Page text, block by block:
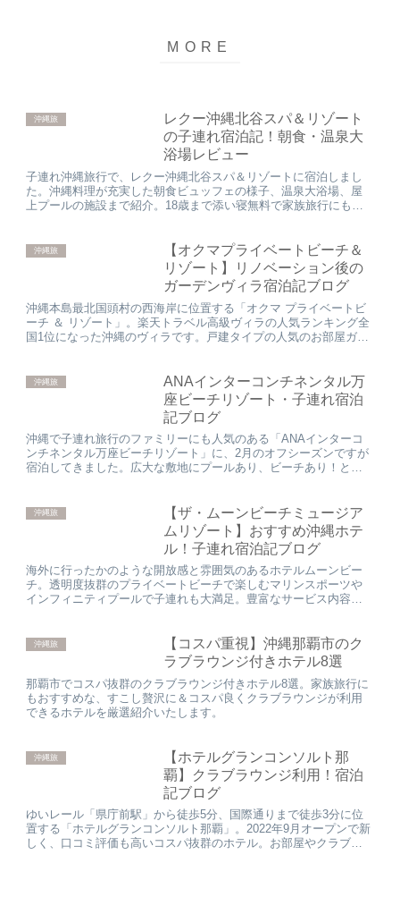
沖縄旅
レクー沖縄北谷スパ＆リゾート
の子連れ宿泊記！朝食・温泉大
浴場レビュー
子連れ沖縄旅行で、レクー沖縄北谷スパ＆リゾートに宿泊しまし
た。沖縄料理が充実した朝食ビュッフェの様子、温泉大浴場、屋
上プールの施設まで紹介。18歳まで添い寝無料で家族旅行にもお
沖縄旅
【オクマプライベートビーチ＆
リゾート】リノベーション後の
ガーデンヴィラ宿泊記ブログ
沖縄本島最北国頭村の西海岸に位置する「オクマ プライベートビ
ーチ ＆ リゾート」。楽天トラベル高級ヴィラの人気ランキング全
国1位になった沖縄のヴィラです。戸建タイプの人気のお部屋ガー
沖縄旅
ANAインターコンチネンタル万
座ビーチリゾート・子連れ宿泊
記ブログ
沖縄で子連れ旅行のファミリーにも人気のある「ANAインターコ
ンチネンタル万座ビーチリゾート」に、2月のオフシーズンですが
宿泊してきました。広大な敷地にプールあり、ビーチあり！と。
沖縄旅
【ザ・ムーンビーチミュージア
ムリゾート】おすすめ沖縄ホテ
ル！子連れ宿泊記ブログ
海外に行ったかのような開放感と雰囲気のあるホテルムーンビー
チ。透明度抜群のプライベートビーチで楽しむマリンスポーツや
インフィニティプールで子連れも大満足。豊富なサービス内容の
沖縄旅
【コスパ重視】沖縄那覇市のク
ラブラウンジ付きホテル8選
那覇市でコスパ抜群のクラブラウンジ付きホテル8選。家族旅行に
もおすすめな、すこし贅沢に＆コスパ良くクラブラウンジが利用
できるホテルを厳選紹介いたします。
沖縄旅
【ホテルグランコンソルト那
覇】クラブラウンジ利用！宿泊
記ブログ
ゆいレール「県庁前駅」から徒歩5分、国際通りまで徒歩3分に位
置する「ホテルグランコンソルト那覇」。2022年9月オープンで新
しく、口コミ評価も高いコスパ抜群のホテル。お部屋やクラブラ